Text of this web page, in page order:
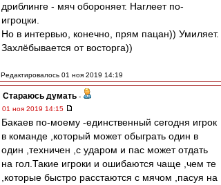
дриблинге - мяч обороняет. Наглеет по-
игроцки.
Но в интервью, конечно, прям пацан)) Умиляет.
Захлёбывается от восторга))
Редактировалось 01 ноя 2019 14:19
Стараюсь думать -
01 ноя 2019 14:15
Бакаев по-моему -единственный сегодня игрок
в команде ,который может обыграть один в
один ,техничен ,с ударом и пас может отдать
на гол.Такие игроки и ошибаются чаще ,чем те
,которые быстро расстаются с мячом ,пасуя на